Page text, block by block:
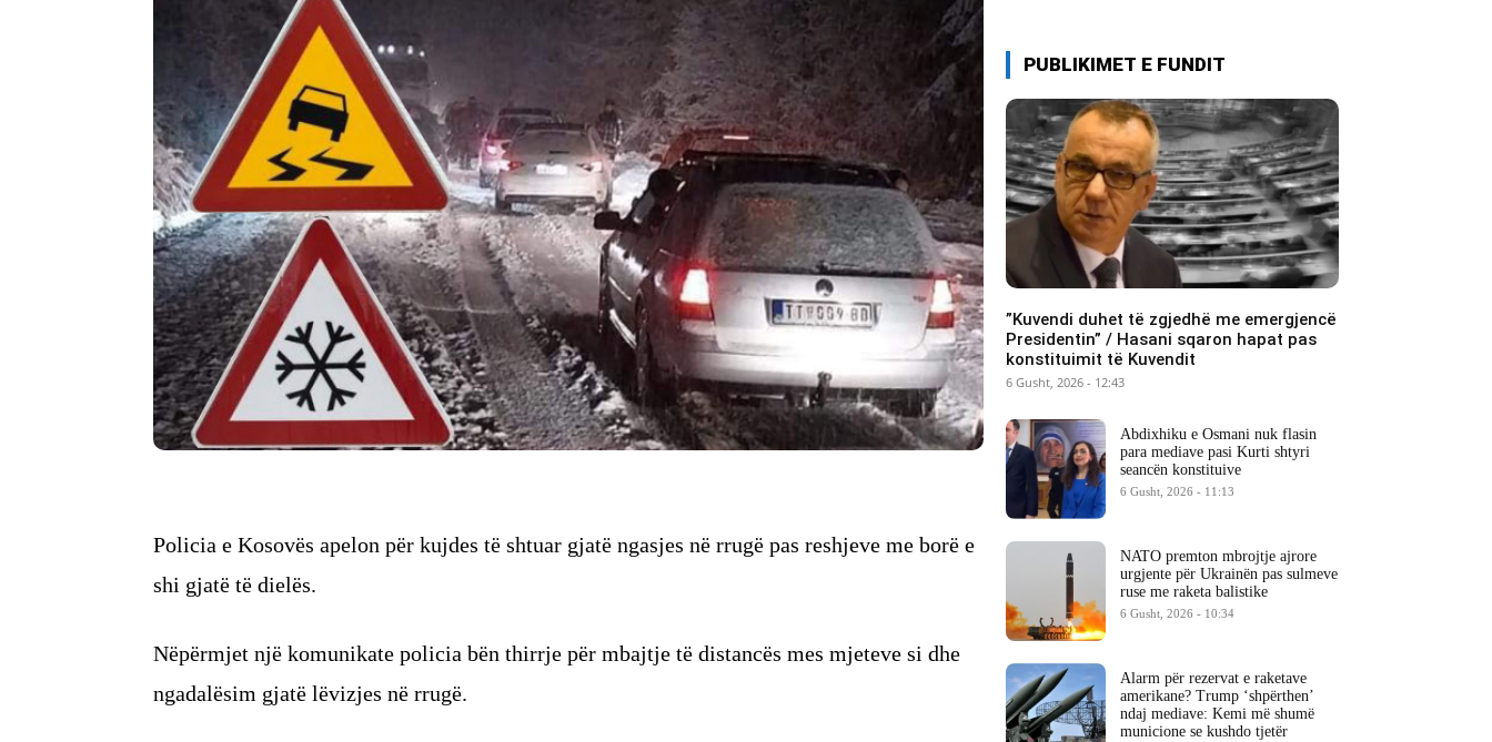
Policia e Kosovës apelon për kujdes të shtuar gjatë ngasjes në rrugë pas reshjeve me borë e
shi gjatë të dielës.
Nëpërmjet një komunikate policia bën thirrje për mbajtje të distancës mes mjeteve si dhe
ngadalësim gjatë lëvizjes në rrugë.
PUBLIKIMET E FUNDIT
​”Kuvendi duhet të zgjedhë me emergjencë
Presidentin” / Hasani sqaron hapat pas
konstituimit të Kuvendit
6 Gusht, 2026 - 12:43
Abdixhiku e Osmani nuk flasin
para mediave pasi Kurti shtyri
seancën konstituive
6 Gusht, 2026 - 11:13
NATO premton mbrojtje ajrore
urgjente për Ukrainën pas sulmeve
ruse me raketa balistike
6 Gusht, 2026 - 10:34
Alarm për rezervat e raketave
amerikane? Trump ‘shpërthen’
ndaj mediave: Kemi më shumë
municione se kushdo tjetër